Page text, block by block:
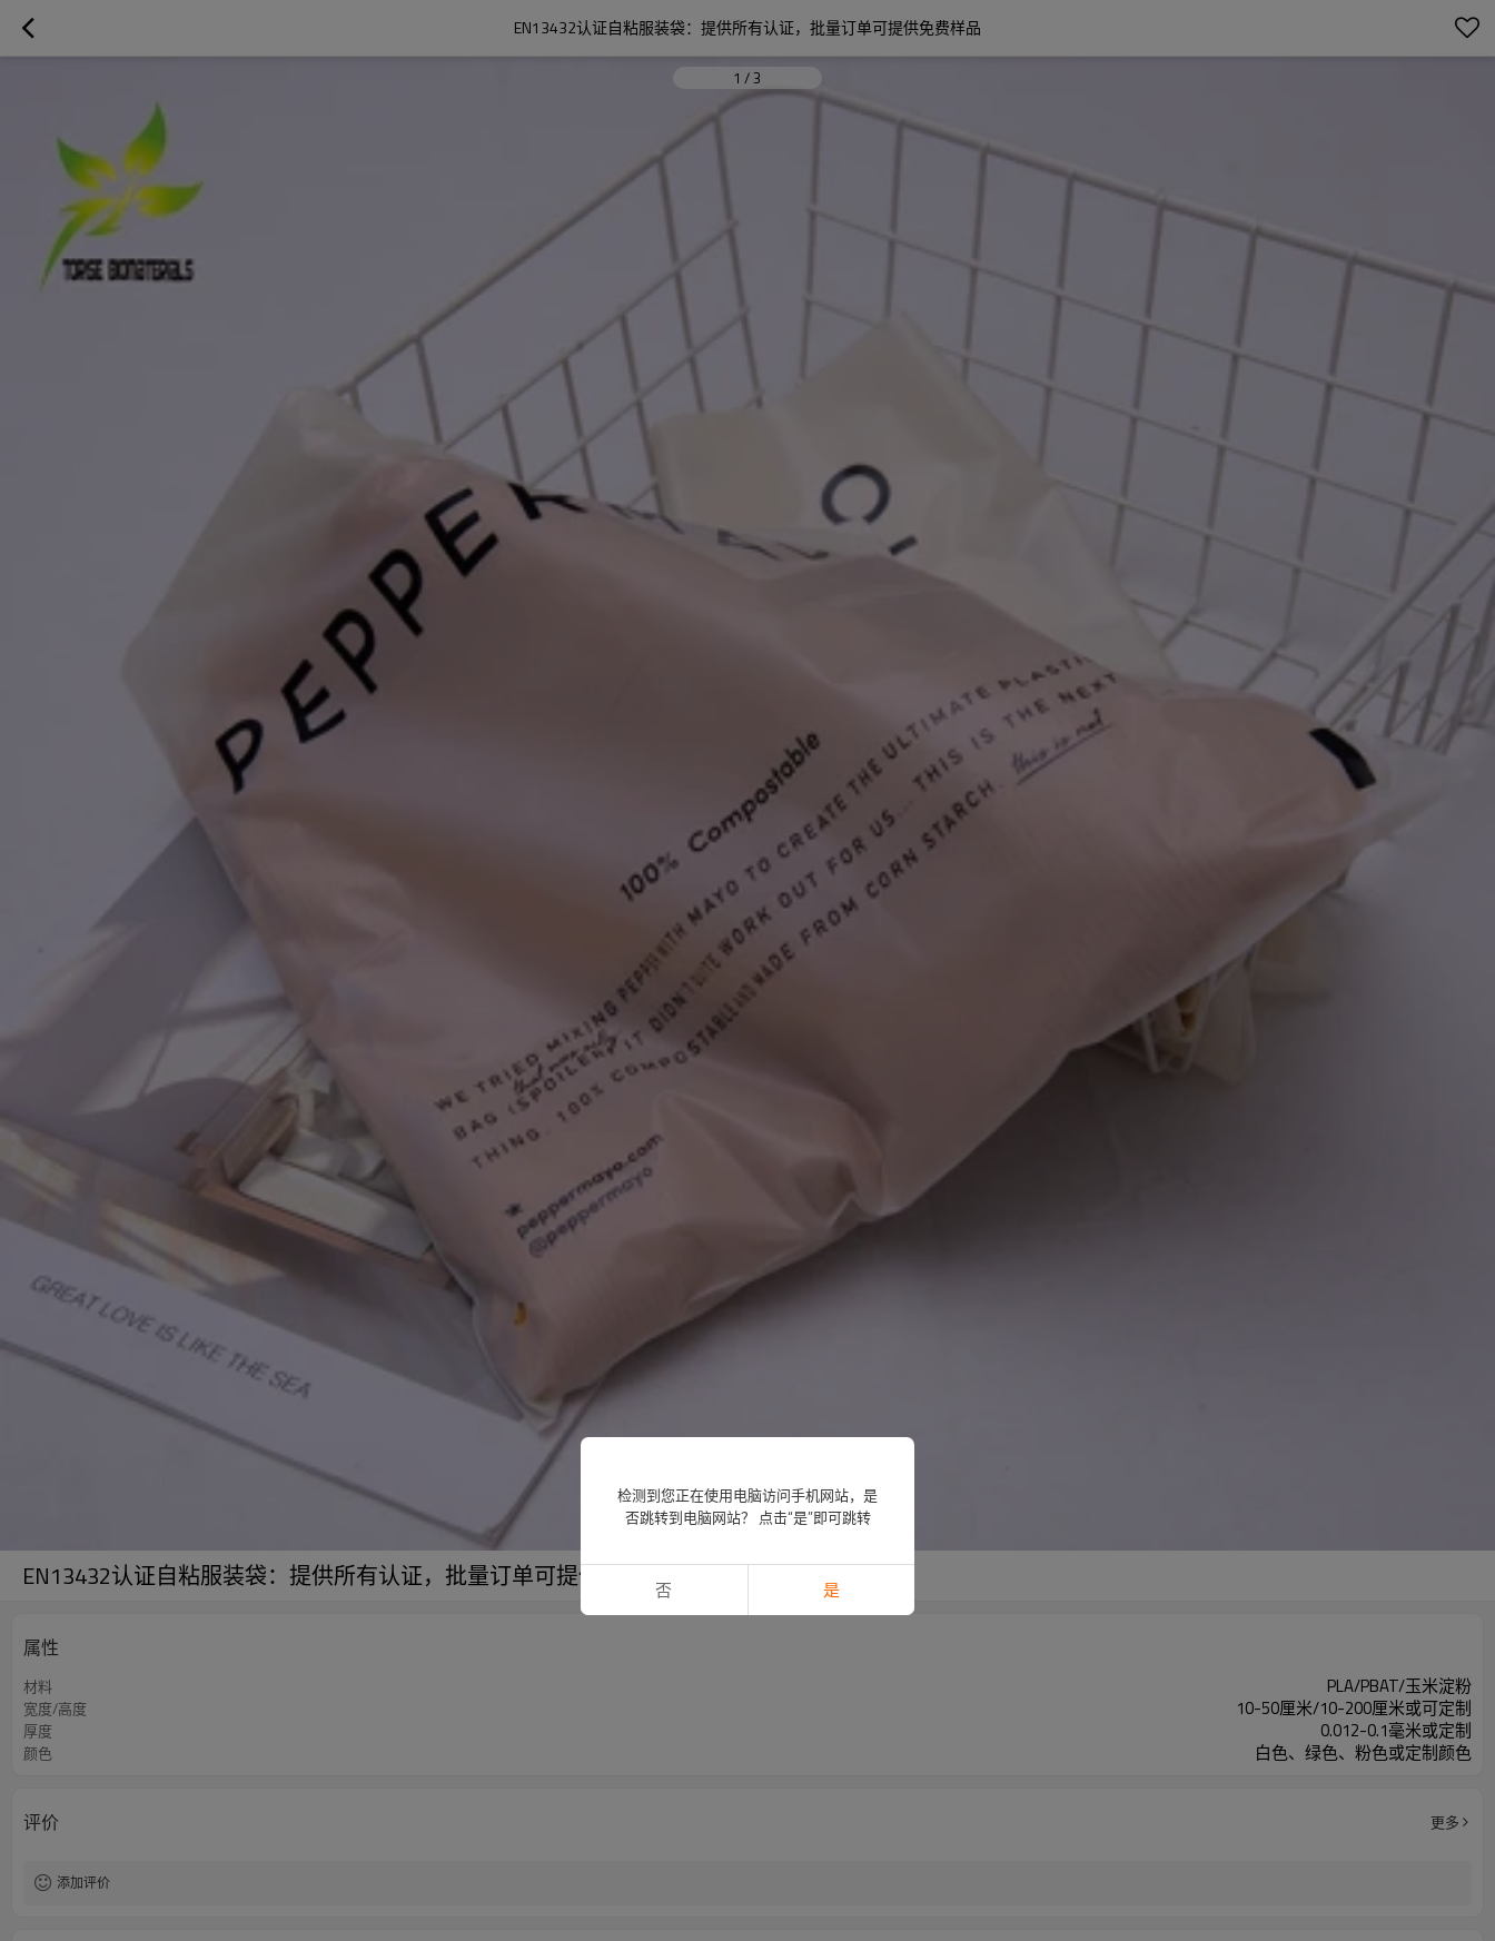
EN13432认证自粘服装袋：提供所有认证，批量订单可提供免费样品
1 /3
EN13432认证自粘服装袋：提供所有认证，批量订单可提供免费样品
属性
材料 PLA/PBAT/玉米淀粉
宽度/高度 10-50厘米/10-200厘米或可定制
厚度 0.012-0.1毫米或定制
颜色 白色、绿色、粉色或定制颜色
评价 更多
添加评价
检测到您正在使用电脑访问手机网站，是
否跳转到电脑网站？ 点击“是”即可跳转
否 是